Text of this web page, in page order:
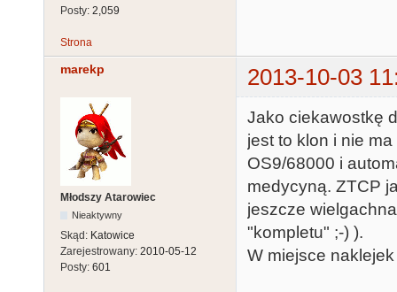
Posty: 2,059
Strona
marekp 2013-10-03
Młodszy Atarowiec
Nieaktywny
Skąd: Katowice
Zarejestrowany: 2010-05-12
Posty: 601
Jako ciekawostkę
jest to klon i nie
OS9/68000 i
medycyną. ZTCP
jeszcze
"kompletu" ;-) ).
W miejsce